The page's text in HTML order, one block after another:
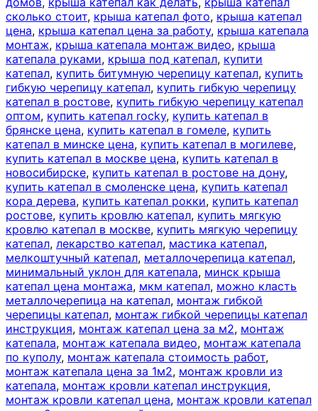
сколько стоит, крыша катепал фото, крыша катепал
цена, крыша катепал цена за работу, крыша катепала
монтаж, крыша катепала монтаж видео, крыша
катепала руками, крыша под катепал, купити
катепал, купить битумную черепицу катепал, купить
гибкую черепицу катепал, купить гибкую черепицу
катепал в ростове, купить гибкую черепицу катепал
оптом, купить катепал rocky, купить катепал в
брянске цена, купить катепал в гомеле, купить
катепал в минске цена, купить катепал в могилеве,
купить катепал в москве цена, купить катепал в
новосибирске, купить катепал в ростове на дону,
купить катепал в смоленске цена, купить катепал
кора дерева, купить катепал рокки, купить катепал
ростове, купить кровлю катепал, купить мягкую
кровлю катепал в москве, купить мягкую черепицу
катепал, лекарство катепал, мастика катепал,
мелкоштучный катепал, металлочерепица катепал,
минимальный уклон для катепала, минск крыша
катепал цена монтажа, мкм катепал, можно класть
металлочерепица на катепал, монтаж гибкой
черепицы катепал, монтаж гибкой черепицы катепал
инструкция, монтаж катепал цена за м2, монтаж
катепала, монтаж катепала видео, монтаж катепала
по куполу, монтаж катепала стоимость работ,
монтаж катепала цена за 1м2, монтаж кровли из
катепала, монтаж кровли катепал инструкция,
монтаж кровли катепал цена, монтаж кровли катепал